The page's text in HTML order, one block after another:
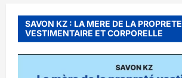
SAVON KZ : LA MERE DE LA PROPRETE
VESTIMENTAIRE ET CORPORELLE